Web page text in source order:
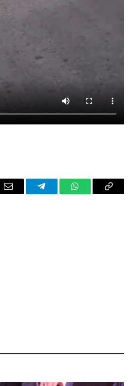
Email TelegramWhatsAppCopy